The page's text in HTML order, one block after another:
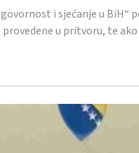
i sjećanje u
u pritvoru, te